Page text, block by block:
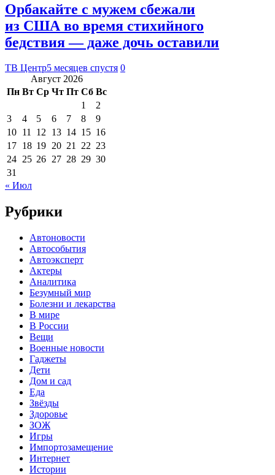
Орбакайте с мужем сбежали
из США во время стихийного
бедствия — даже дочь оставили
ТВ Центр5 месяцев спустя 0
Август 2026
Пн Вт Ср Чт Пт Сб Вс
1
2
3
4 5 6 7 8
9
10 11 12 13 14 15 16
17 18 19 20 21 22 23
24 25 26 27 28 29 30
31
« Июл
Рубрики
Автоновости
Автособытия
Автоэксперт
Актеры
Аналитика
Безумный мир
Болезни и лекарства
В мире
В России
Вещи
Военные новости
Гаджеты
Дети
Дом и сад
Еда
Звёзды
Здоровье
ЗОЖ
Игры
Импортозамещение
Интернет
Истории